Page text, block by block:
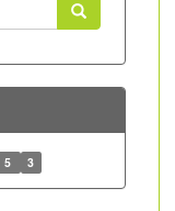
5 3